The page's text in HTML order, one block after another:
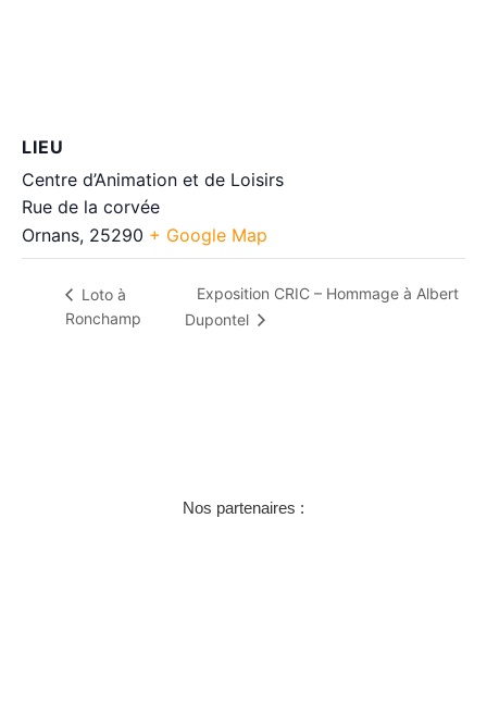
LIEU
Centre d’Animation et de Loisirs
Rue de la corvée
Ornans, 25290 + Google Map
Loto à
Ronchamp
Exposition CRIC – Hommage à Albert
Dupontel
Nos partenaires :